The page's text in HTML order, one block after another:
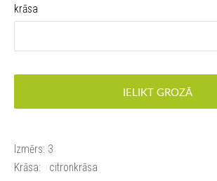
krāsa
IELIKT GROZĀ
Izmērs: 3
Krāsa: citronkrāsa